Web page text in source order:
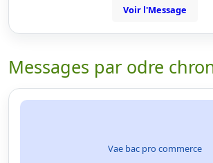
Voir l'Message
Messages par odre
Vae bac pro commerce